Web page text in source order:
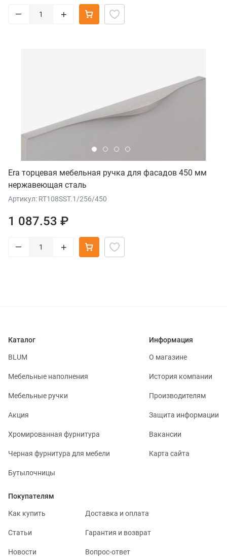
– +
Era торцевая мебельная ручка для фасадов 450 мм
нержавеющая сталь
Артикул: RT108SST.1/256/450
1 087.53 ₽
– +
Каталог
BLUM
Мебельные наполнения
Мебельные ручки
Акция
Хромированная фурнитура
Черная фурнитура для мебели
Бутылочницы
Информация
О магазине
История компании
Производителям
Защита информации
Вакансии
Карта сайта
Покупателям
Как купить Доставка и оплата
Статьи Гарантия и возврат
Новости Вопрос-ответ